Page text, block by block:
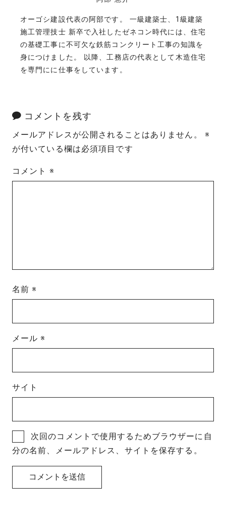
オーゴシ建設代表の阿部です。 一級建築士、1級建築
施工管理技士 新卒で入社したゼネコン時代には、住宅
の基礎工事に不可欠な鉄筋コンクリート工事の知識を
身につけました。 以降、工務店の代表として木造住宅
を専門にに仕事をしています。
コメントを残す
メールアドレスが公開されることはありません。
※
が付いている欄は必須項目です
コメント ※
名前※
メール※
サイト
次回のコメントで使用するためブラウザーに自
分の名前、メールアドレス、サイトを保存する。